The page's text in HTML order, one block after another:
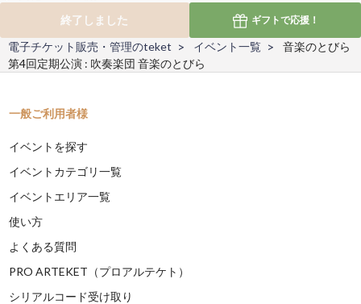
終了しました
ギフトで応援！
電子チケット販売・管理のteket イベント一覧
音楽のとびら
第4回定期公演 : 吹奏楽団 音楽のとびら
一般ご利用者様
イベントを探す
イベントカテゴリ一覧
イベントエリア一覧
使い方
よくある質問
PRO ARTEKET（プロアルテケト）
シリアルコード受け取り